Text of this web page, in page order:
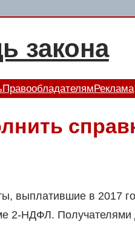
закона
Правообладателям Реклама
выплатившие в 2017
НДФЛ. Получателями